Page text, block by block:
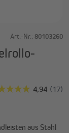
Art.-Nr.: 80103260
aus Stahl